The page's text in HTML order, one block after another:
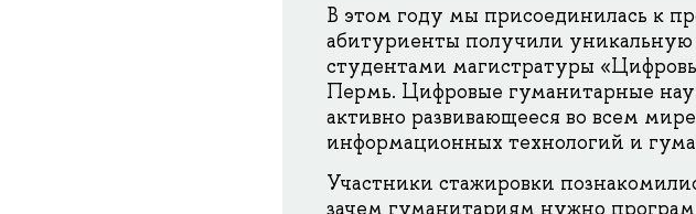
В этом году мы присоединилась к
абитуриенты получили уникальную
студентами магистратуры
Пермь. Цифровые гуманитарные
активно развивающееся во всем
информационных технологий и
Участники стажировки
зачем гуманитариям нужно